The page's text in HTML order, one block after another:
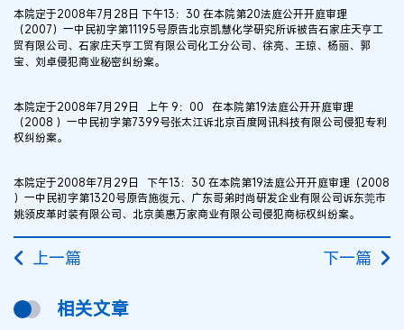
本院定于2008年7月28日 下午13：30 在本院第20法庭公开开庭审理
（2007）一中民初字第11195号原告北京凯慧化学研究所诉被告石家庄天亨工
贸有限公司、石家庄天亨工贸有限公司化工分公司、徐亮、王琼、杨丽、郭
宝、刘卓侵犯商业秘密纠纷案。
本院定于2008年7月29日 上午 9：00 在本院第19法庭公开开庭审理
（2008 ）一中民初字第7399号张太江诉北京百度网讯科技有限公司侵犯专利
权纠纷案。
本院定于2008年7月29日 下午13：30 在本院第19法庭公开开庭审理（2008
）一中民初字第1320号原告施復元、广东哥弟时尚研发企业有限公司诉东莞市
姚领皮革时装有限公司、北京美惠万家商业有限公司侵犯商标权纠纷案。
上一篇 下一篇
相关文章